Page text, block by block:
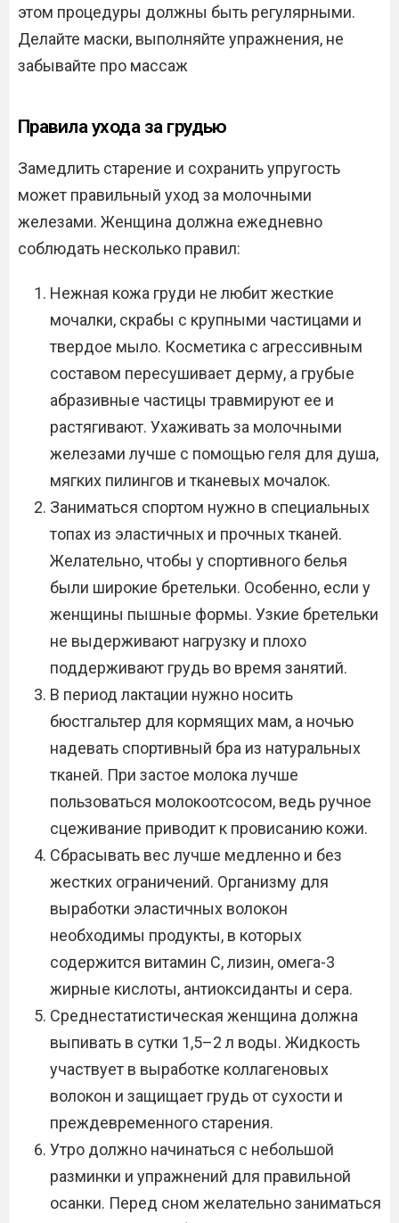
этом процедуры должны быть регулярными.
Делайте маски, выполняйте упражнения, не
забывайте про массаж
Правила ухода за грудью
Замедлить старение и сохранить упругость
может правильный уход за молочными
железами. Женщина должна ежедневно
соблюдать несколько правил:
Нежная кожа груди не любит жесткие
мочалки, скрабы с крупными частицами и
твердое мыло. Косметика с агрессивным
составом пересушивает дерму, а грубые
абразивные частицы травмируют ее и
растягивают. Ухаживать за молочными
железами лучше с помощью геля для душа,
мягких пилингов и тканевых мочалок.
Заниматься спортом нужно в специальных
топах из эластичных и прочных тканей.
Желательно, чтобы у спортивного белья
были широкие бретельки. Особенно, если у
женщины пышные формы. Узкие бретельки
не выдерживают нагрузку и плохо
поддерживают грудь во время занятий.
В период лактации нужно носить
бюстгальтер для кормящих мам, а ночью
надевать спортивный бра из натуральных
тканей. При застое молока лучше
пользоваться молокоотсосом, ведь ручное
сцеживание приводит к провисанию кожи.
Сбрасывать вес лучше медленно и без
жестких ограничений. Организму для
выработки эластичных волокон
необходимы продукты, в которых
содержится витамин С, лизин, омега-3
жирные кислоты, антиоксиданты и сера.
Среднестатистическая женщина должна
выпивать в сутки 1,5–2 л воды. Жидкость
участвует в выработке коллагеновых
волокон и защищает грудь от сухости и
преждевременного старения.
Утро должно начинаться с небольшой
разминки и упражнений для правильной
осанки. Перед сном желательно заниматься